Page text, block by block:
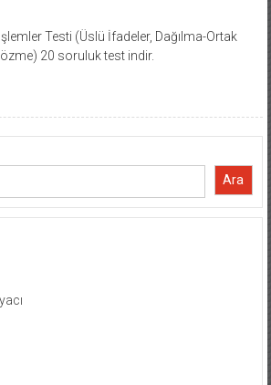
Testi (Üslü İfadeler, Dağılma-Ortak
20 soruluk test indir.
Ara